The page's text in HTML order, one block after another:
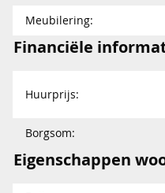
Meubilering:
Financiële
Huurprijs:
Borgsom:
Eigenschappen